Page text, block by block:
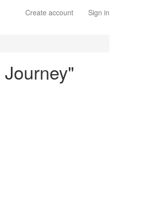
Create account Sign in